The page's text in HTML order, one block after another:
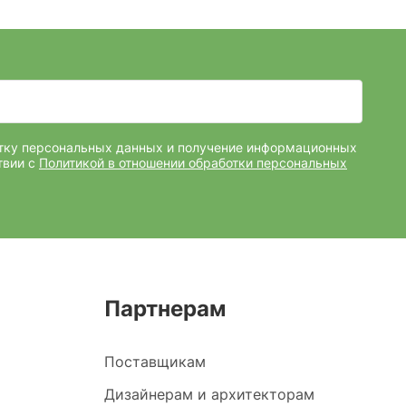
персональных данных и получение информационных
с Политикой в отношении обработки персональных
Партнерам
Поставщикам
Дизайнерам и архитекторам